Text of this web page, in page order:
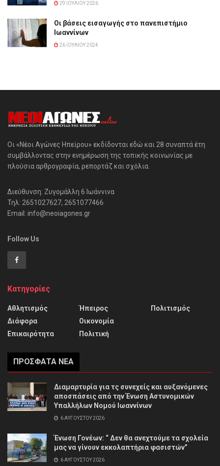
29 ΙΟΥΛΊΟΥ 2026
Οι βάσεις εισαγωγής στο πανεπιστήμιο
Ιωαννίνων
26 ΙΟΥΛΊΟΥ 2024
Οι «Νέοι Αγώνες Ηπείρου» εκδίδονται εδώ και 28 συναπτά έτη
συμβάλλοντας στην ενημέρωση της τοπικής κοινωνίας με
πλούσια αρθρογραφία, ρεπορτάζ και σχόλια.
Διεύθυνση: Ζυγομάλλη 6 Ιωάννινα
Τηλ: 2651027627, 2651077466
Email: info@neoiagones.gr
Follow Us
Κατηγορίες
Αθλητισμός
Διάφορα
Επικαιρότητα
Ήπειρος
Οικονομία
Πολιτική
Πολιτισμός
ΠΡΌΣΦΑΤΑ ΝΈΑ
Διαμαρτυρία για τς συνεχείς και αυξανόμενες
αποσπάσεις από την Ένωση Αστυνομικών
Υπαλλήλων Νομού Ιωαννίνων
6 ΑΥΓΟΎΣΤΟΥ 2026
Ένωση Γονέων: “ Δεν θα ανεχτούμε τα σχολεία
μας να γίνουν εκκολαπτήρια φασιστών”
6 ΑΥΓΟΎΣΤΟΥ 2026